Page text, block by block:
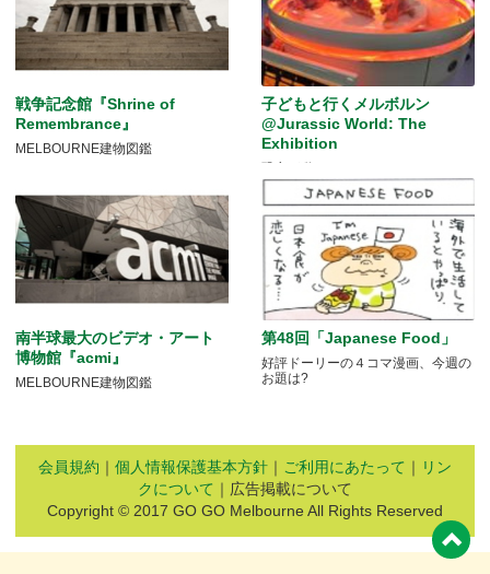
戦争記念館『Shrine of
Remembrance』
MELBOURNE建物図鑑
子どもと行くメルボルン
@Jurassic World: The
Exhibition
南半球最大のビデオ・アート
博物館『acmi』
MELBOURNE建物図鑑
第48回「Japanese Food」
好評ドーリーの４コマ漫画、今週の
お題は?
会員規約 ｜ 個人情報保護基本方針 ｜ ご利用にあたって ｜ リン
クについて ｜広告掲載について
Copyright © 2017 GO GO Melbourne All Rights Reserved